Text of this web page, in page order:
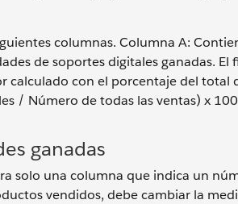
columnas. Columna A:
de soportes digitales ganadas. El
calculado con el porcentaje del total
/ Número de todas las ventas) x
ganadas
solo una columna que indica un
vendidos, debe cambiar la